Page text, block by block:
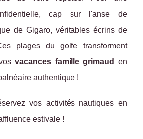
cap sur l'anse de
de Gigaro, véritables écrins de
plages du golfe transforment
vacances famille grimaud
en
authentique !
vos activités nautiques en
estivale !